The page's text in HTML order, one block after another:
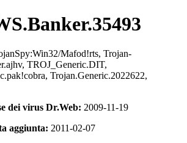
Mafod!rts, Trojan-
TROJ_Generic.DIT,
Trojan.Generic.2022622,
dei virus Dr.Web: 2009-11-19
aggiunta: 2011-02-07